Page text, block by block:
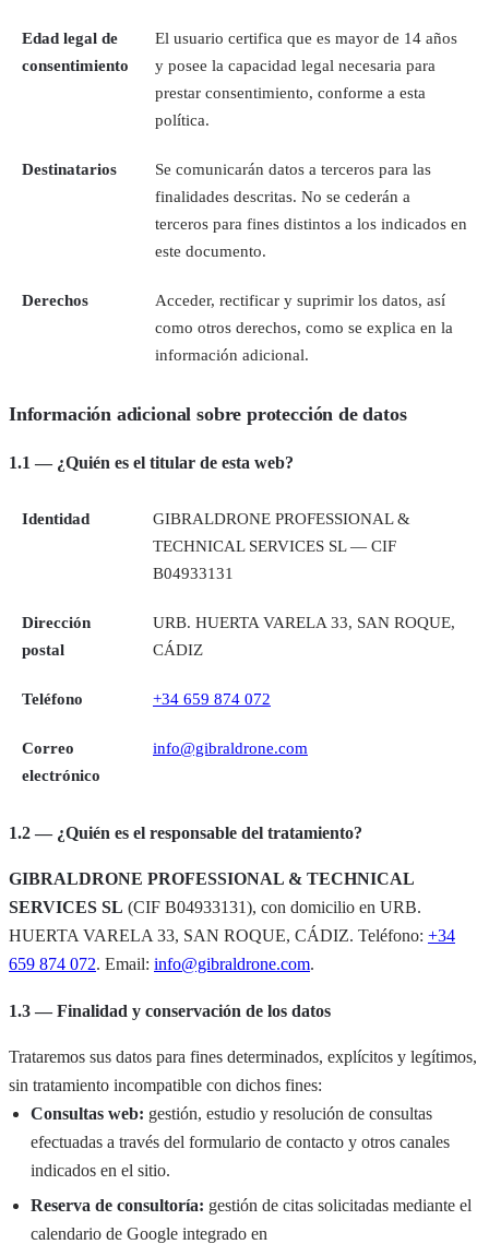
Edad legal de
consentimiento
El usuario certifica que es mayor de 14 años
y posee la capacidad legal necesaria para
prestar consentimiento, conforme a esta
política.
Destinatarios
Se comunicarán datos a terceros para las
finalidades descritas. No se cederán a
terceros para fines distintos a los indicados en
este documento.
Derechos
Acceder, rectificar y suprimir los datos, así
como otros derechos, como se explica en la
información adicional.
Información adicional sobre protección de datos
1.1 — ¿Quién es el titular de esta web?
Identidad
GIBRALDRONE PROFESSIONAL &
TECHNICAL SERVICES SL — CIF
B04933131
Dirección
postal
URB. HUERTA VARELA 33, SAN ROQUE,
CÁDIZ
Teléfono +34 659 874 072
Correo
electrónico
info@gibraldrone.com
1.2 — ¿Quién es el responsable del tratamiento?
GIBRALDRONE PROFESSIONAL & TECHNICAL
SERVICES SL (CIF B04933131), con domicilio en URB.
HUERTA VARELA 33, SAN ROQUE, CÁDIZ. Teléfono: +34
659 874 072. Email: info@gibraldrone.com.
1.3 — Finalidad y conservación de los datos
Trataremos sus datos para fines determinados, explícitos y legítimos,
sin tratamiento incompatible con dichos fines:
Consultas web: gestión, estudio y resolución de consultas
efectuadas a través del formulario de contacto y otros canales
indicados en el sitio.
Reserva de consultoría: gestión de citas solicitadas mediante el
calendario de Google integrado en